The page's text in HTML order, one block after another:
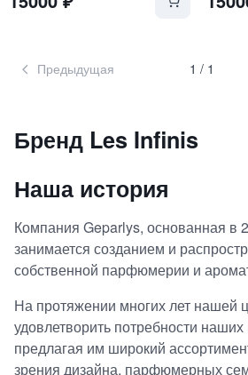
Предыдущая 1 / 1
Бренд Les Infinis
Наша история
Компания Geparlys, основанная в
занимается созданием и
собственной парфюмерии и
На протяжении многих лет нашей
удовлетворить потребности наших
предлагая им широкий
зрения дизайна, парфюмерных